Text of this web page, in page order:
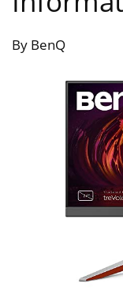
By BenQ